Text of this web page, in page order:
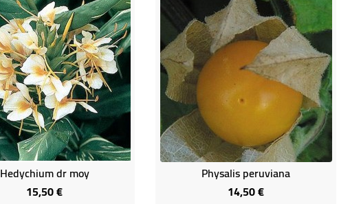
Hedychium dr moy
15,50 €Prix
Physalis peruviana
14,50 €Prix